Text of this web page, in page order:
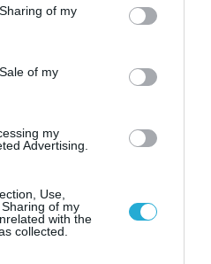
behaviour. You may click to
and its third-party tags to
purposes in below Google
of my
of my
my
Advertising.
Use,
of my
with the
collected.
της FAA για
ελικόπτερο
τον Ν.Τραμπ